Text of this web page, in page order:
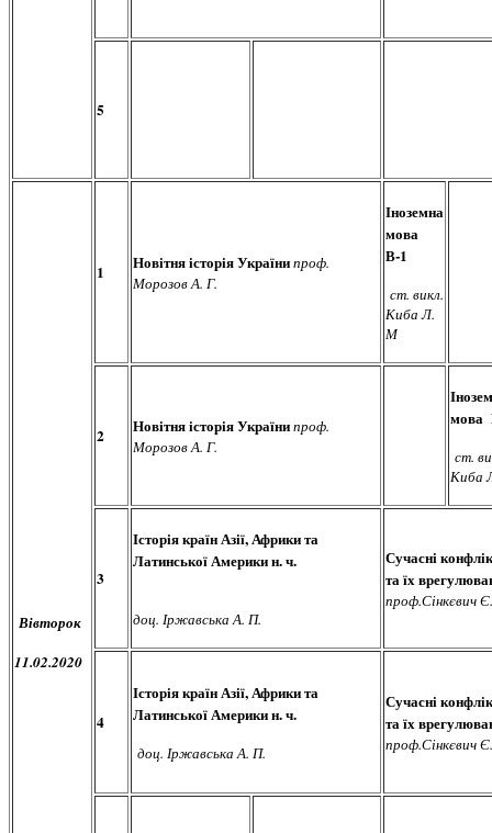
5
Вівторок
11.02.2020
1 Новітня історія Українипроф.
Морозов А. Г.
Іноземна
мова
В-1
ст. викл.
Киба Л.
М
2 Новітня історія Українипроф.
Морозов А. Г.
мова
ст.
Киба
3
Історія країн Азії, Африки та
Латинської Америки н. ч.
доц. Іржавська А. П.
Сучасні
та їх
проф.Сінкєвич
4
Історія країн Азії, Африки та
Латинської Америки н. ч.
доц. Іржавська А. П.
Сучасні
та їх
проф.Сінкєвич